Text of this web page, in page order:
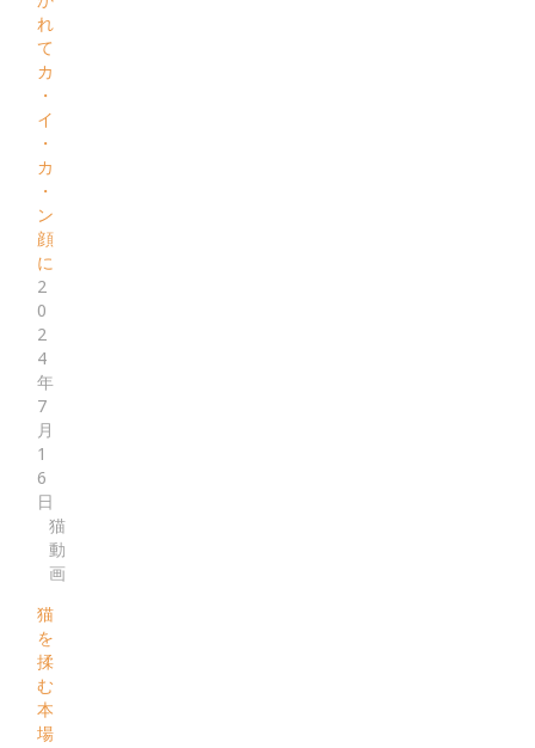
れ
て
カ
・
イ
・
カ
・
ン
顔
に
2
0
2
4
年
7
月
1
6
日
猫
動
画
猫
を
揉
む
本
場